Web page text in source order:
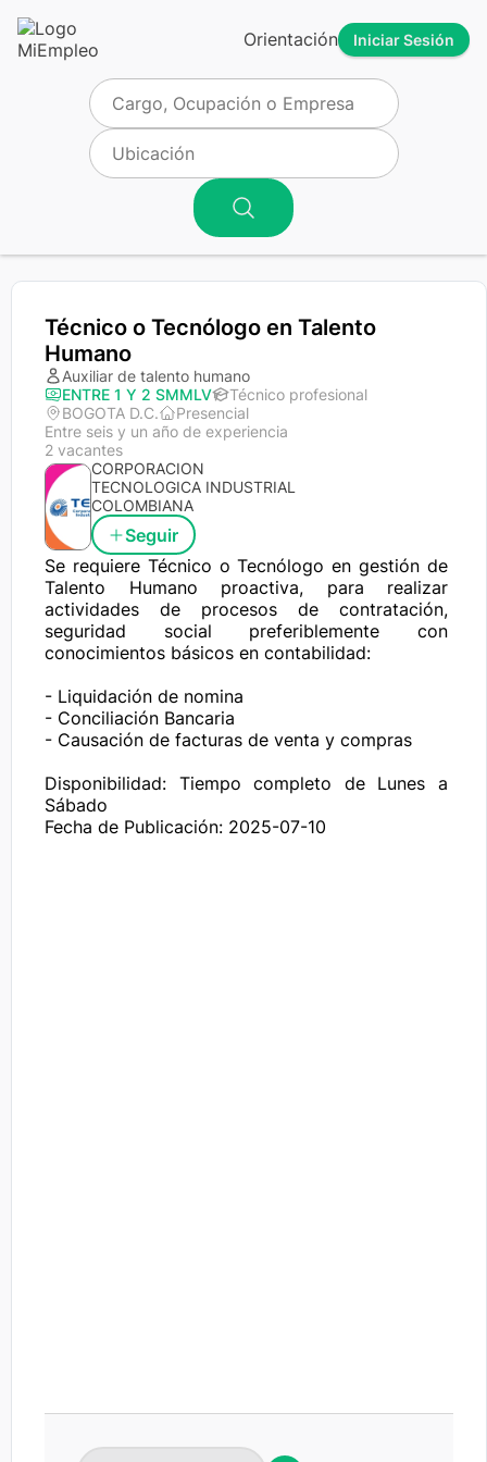
Orientación Iniciar Sesión
Técnico o Tecnólogo en Talento
Humano
Auxiliar de talento humano
ENTRE 1 Y 2 SMMLV
Técnico profesional
BOGOTA D.C.
Presencial
Entre seis y un año de experiencia
2 vacantes
CORPORACION
TECNOLOGICA INDUSTRIAL
COLOMBIANA
Seguir
Se requiere Técnico o Tecnólogo en gestión de
Talento Humano proactiva, para realizar
actividades de procesos de contratación,
seguridad social preferiblemente con
conocimientos básicos en contabilidad:
- Liquidación de nomina
- Conciliación Bancaria
- Causación de facturas de venta y compras
Disponibilidad: Tiempo completo de Lunes a
Sábado
Fecha de Publicación: 2025-07-10